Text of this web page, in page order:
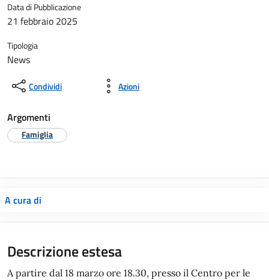
Data di Pubblicazione
21 febbraio 2025
Tipologia
News
Condividi Azioni
Argomenti
Famiglia
A cura di
Descrizione estesa
A partire dal 18 marzo ore 18.30, presso il Centro per le